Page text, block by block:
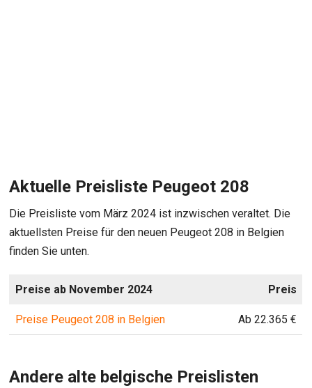
Aktuelle Preisliste Peugeot 208
Die Preisliste vom März 2024 ist inzwischen veraltet. Die
aktuellsten Preise für den neuen Peugeot 208 in Belgien
finden Sie unten.
Preise ab November 2024 Preis
Preise Peugeot 208 in Belgien Ab 22.365 €
Andere alte belgische Preislisten